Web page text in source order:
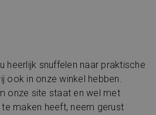
heerlijk snuffelen naar praktische
ook in onze winkel hebben.
onze site staat en wel met
maken heeft, neem gerust